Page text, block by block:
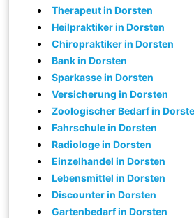
Therapeut in Dorsten
Heilpraktiker in Dorsten
Chiropraktiker in Dorsten
Bank in Dorsten
Sparkasse in Dorsten
Versicherung in Dorsten
Zoologischer Bedarf in
Fahrschule in Dorsten
Radiologe in Dorsten
Einzelhandel in Dorsten
Lebensmittel in Dorsten
Discounter in Dorsten
Gartenbedarf in Dorsten